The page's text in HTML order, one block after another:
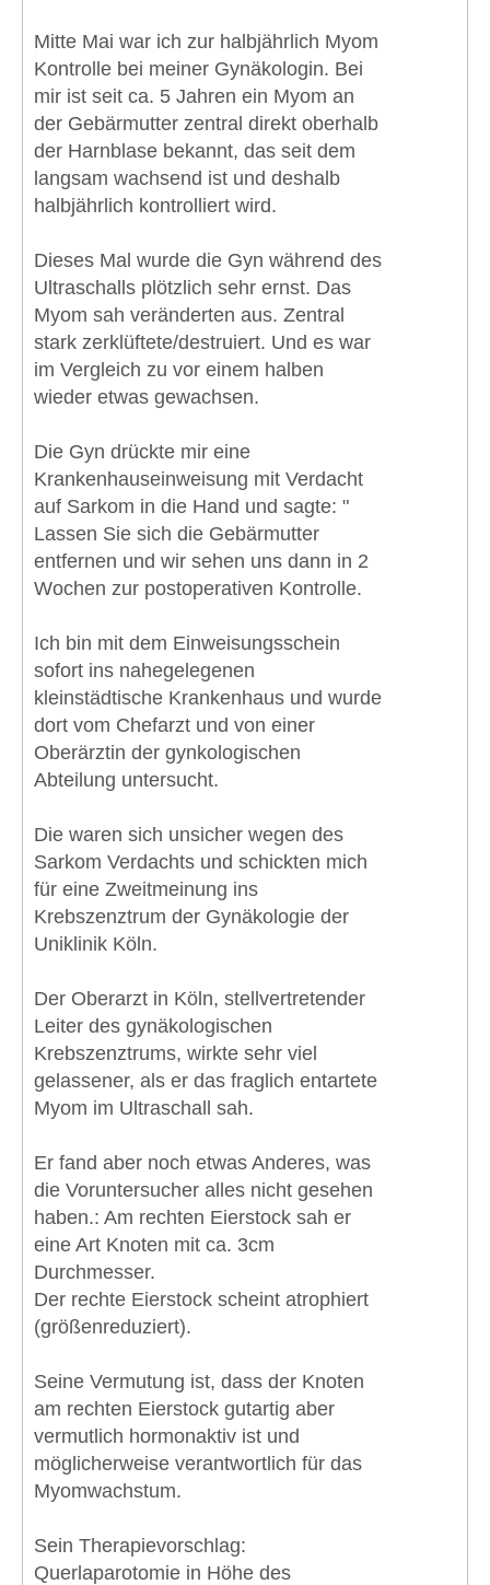
Mitte Mai war ich zur halbjährlich Myom
Kontrolle bei meiner Gynäkologin. Bei
mir ist seit ca. 5 Jahren ein Myom an
der Gebärmutter zentral direkt oberhalb
der Harnblase bekannt, das seit dem
langsam wachsend ist und deshalb
halbjährlich kontrolliert wird.
Dieses Mal wurde die Gyn während des
Ultraschalls plötzlich sehr ernst. Das
Myom sah veränderten aus. Zentral
stark zerklüftete/destruiert. Und es war
im Vergleich zu vor einem halben
wieder etwas gewachsen.
Die Gyn drückte mir eine
Krankenhauseinweisung mit Verdacht
auf Sarkom in die Hand und sagte: "
Lassen Sie sich die Gebärmutter
entfernen und wir sehen uns dann in 2
Wochen zur postoperativen Kontrolle.
Ich bin mit dem Einweisungsschein
sofort ins nahegelegenen
kleinstädtische Krankenhaus und wurde
dort vom Chefarzt und von einer
Oberärztin der gynkologischen
Abteilung untersucht.
Die waren sich unsicher wegen des
Sarkom Verdachts und schickten mich
für eine Zweitmeinung ins
Krebszenztrum der Gynäkologie der
Uniklinik Köln.
Der Oberarzt in Köln, stellvertretender
Leiter des gynäkologischen
Krebszenztrums, wirkte sehr viel
gelassener, als er das fraglich entartete
Myom im Ultraschall sah.
Er fand aber noch etwas Anderes, was
die Voruntersucher alles nicht gesehen
haben.: Am rechten Eierstock sah er
eine Art Knoten mit ca. 3cm
Durchmesser.
Der rechte Eierstock scheint atrophiert
(größenreduziert).
Seine Vermutung ist, dass der Knoten
am rechten Eierstock gutartig aber
vermutlich hormonaktiv ist und
möglicherweise verantwortlich für das
Myomwachstum.
Sein Therapievorschlag:
Querlaparotomie in Höhe des